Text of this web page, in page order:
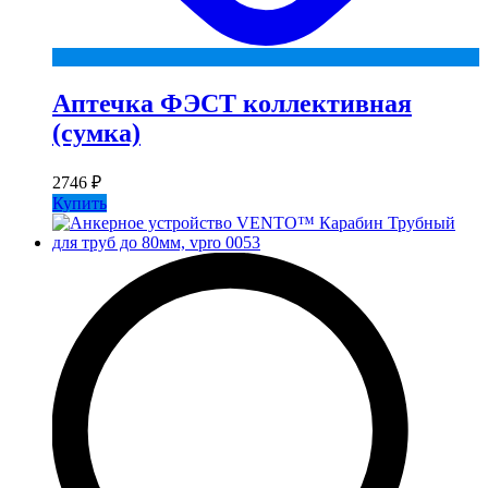
Аптечка ФЭСТ коллективная
(сумка)
2746 ₽
Купить